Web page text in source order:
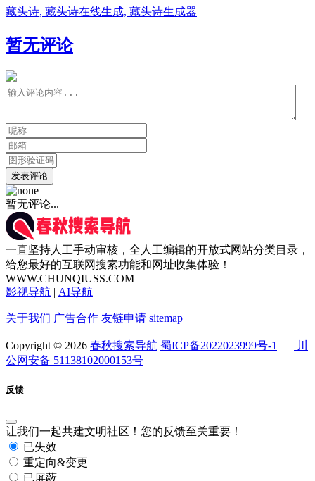
藏头诗, 藏头诗在线生成, 藏头诗生成器
暂无评论
发表评论
暂无评论...
一直坚持人工手动审核，全人工编辑的开放式网站分类目录，
给您最好的互联网搜索功能和网址收集体验！
WWW.CHUNQIUSS.COM
影视导航 | AI导航
关于我们 广告合作 友链申请 sitemap
Copyright © 2026 春秋搜索导航 蜀ICP备2022023999号-1
川
公网安备 51138102000153号
反馈
让我们一起共建文明社区！您的反馈至关重要！
已失效
重定向&变更
已屏蔽